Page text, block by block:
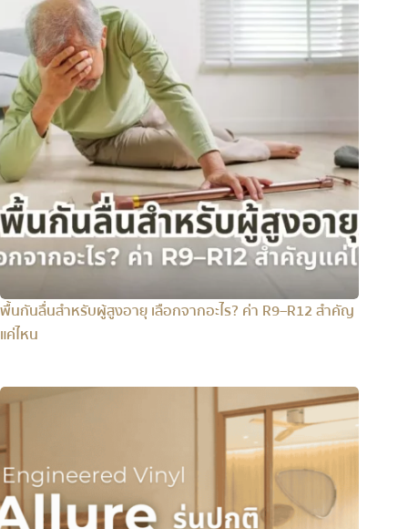
พื้นกันลื่นสำหรับผู้สูงอายุ เลือกจากอะไร? ค่า R9–R12 สำคัญ
แค่ไหน